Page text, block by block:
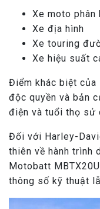
Xe moto phân
Xe địa hình
Xe touring
Xe hiệu suất
Điểm khác biệt
độc quyền và bản
điện và tuổi thọ sử
Đối với Harley-
thiên về hành trình
Motobatt
thông số kỹ thuật